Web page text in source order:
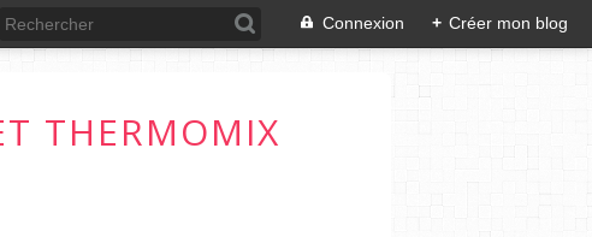
Connexion + Créer mon blog
THERMOMIX